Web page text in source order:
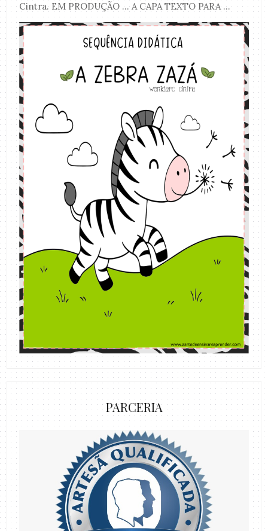
Cintra. EM PRODUÇÃO ... A CAPA TEXTO PARA ...
PARCERIA